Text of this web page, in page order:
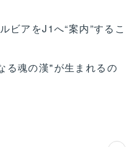
ビアをJ1へ“案内”するこ
る魂の漢"が生まれるの